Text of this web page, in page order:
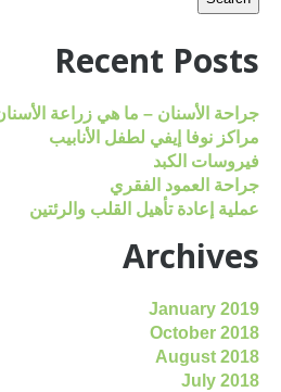
Recent Posts
جراحة الأسنان – ما هي زراعة
مراكز نوفا إيفي لطفل الأنابيب
فيروسات الكبد
جراحة العمود الفقري
عملية إعادة تأهيل القلب والرئتين
Archives
January 2019
October 2018
August 2018
July 2018